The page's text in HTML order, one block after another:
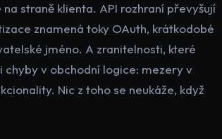
straně klienta. API rozhraní převyšují
znamená toky OAuth, krátkodobé
jméno. A zranitelnosti, které
chyby v obchodní logice: mezery v
Nic z toho se neukáže, když